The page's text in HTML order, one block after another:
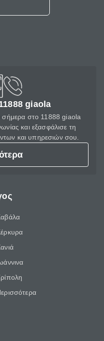
giaola
σήμερα στο 11888 giaola
και εξασφάλισε τη
και υπηρεσιών σου.